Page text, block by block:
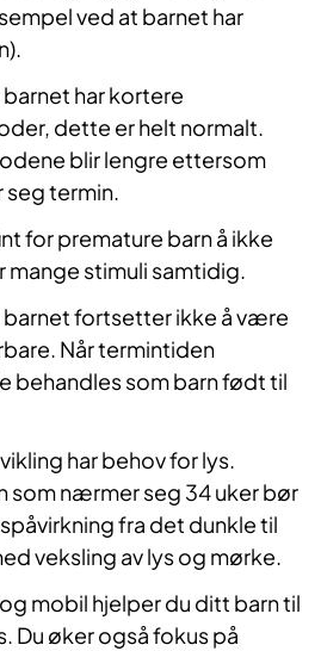
ved at barnet har
har kortere
dette er helt normalt.
blir lengre ettersom
termin.
for premature barn å ikke
stimuli samtidig.
fortsetter ikke å være
Når termintiden
behandles som barn født til
har behov for lys.
som nærmer seg 34 uker bør
fra det dunkle til
veksling av lys og mørke.
og mobil hjelper du ditt barn til
Du øker også fokus på